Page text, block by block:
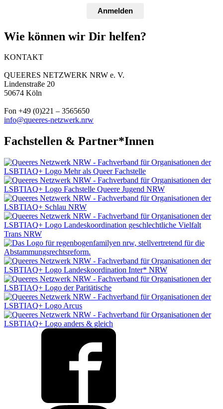
Anmelden
Wie können wir Dir helfen?
KONTAKT
QUEERES NETZWERK NRW e. V.
Lindenstraße 20
50674 Köln
Fon +49 (0)221 – 3565650
info@queeres-netzwerk.nrw
Fachstellen & Partner*Innen